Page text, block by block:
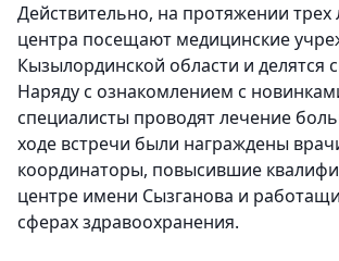
Действительно, на протяжении трех
центра посещают медицинские
Кызылординской области и делятся
Наряду с ознакомлением с
специалисты проводят лечение
ходе встречи были награждены
координаторы, повысившие
центре имени Сызганова и
сферах здравоохранения.